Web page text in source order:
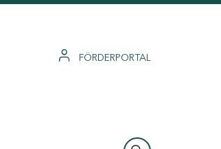
FÖRDERPORTAL